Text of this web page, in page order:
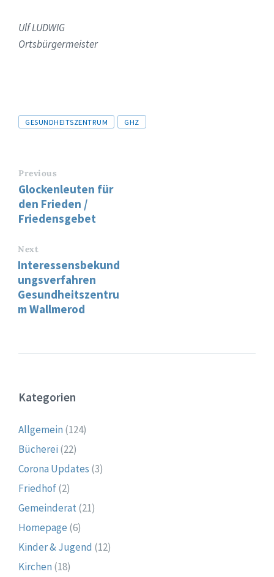
Ulf LUDWIG
Ortsbürgermeister
Tags
GESUNDHEITSZENTRUM GHZ
Previous
Glockenleuten für
den Frieden /
Friedensgebet
Next
Interessensbekund
ungsverfahren
Gesundheitszentru
m Wallmerod
Kategorien
Allgemein (124)
Bücherei (22)
Corona Updates (3)
Friedhof(2)
Gemeinderat(21)
Homepage (6)
Kinder & Jugend (12)
Kirchen (18)